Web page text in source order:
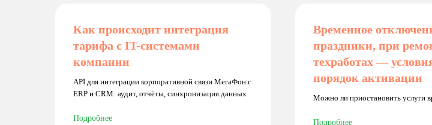
Как происходит интеграция
тарифа с IT-системами
компании
API для интеграции корпоративной связи МегаФон с
ERP и CRM: аудит, отчёты, синхронизация данных
Подробнее
Временное
праздники, при
техработах —
порядок активации
Можно ли приостановить услуги
Подробнее